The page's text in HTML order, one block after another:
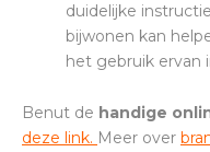
duidelijke
bijwonen kan
het gebruik ervan
Benut de handige
deze link. Meer over